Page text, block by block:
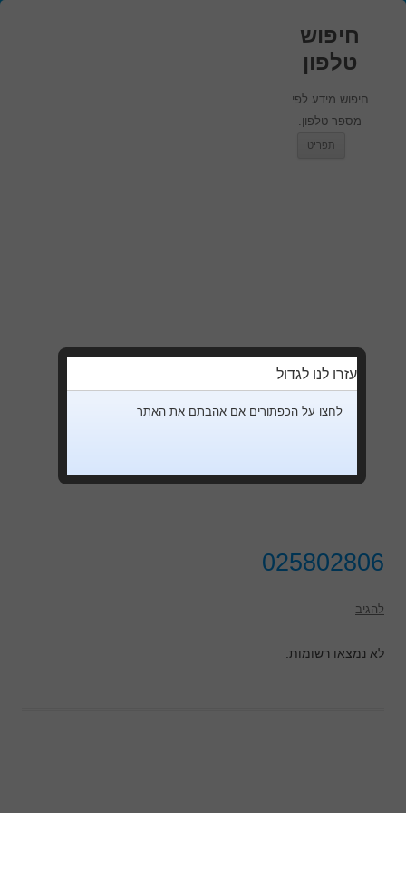
חיפוש
טלפון
חיפוש מידע לפי
מספר טלפון.
תפריט
025802806
להגיב
לא נמצאו רשומות.
עזרו לנו לגדול
לחצו על הכפתורים אם אהבתם את האתר